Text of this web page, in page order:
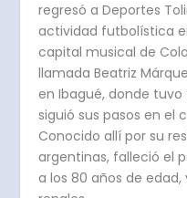
regresó a Deportes
actividad futbolística
capital musical de
llamada Beatriz
en Ibagué, donde tuvo
siguió sus pasos en el
Conocido allí por su
argentinas, falleció el
a los 80 años de